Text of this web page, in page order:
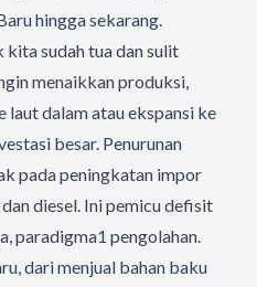
hingga sekarang.
kita sudah tua dan sulit
menaikkan produksi,
laut dalam atau ekspansi ke
besar. Penurunan
pada peningkatan impor
diesel. Ini pemicu defisit
paradigma1 pengolahan.
dari menjual bahan baku